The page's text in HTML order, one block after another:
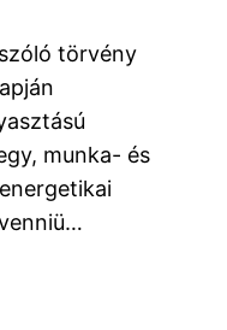
törvény
munka- és